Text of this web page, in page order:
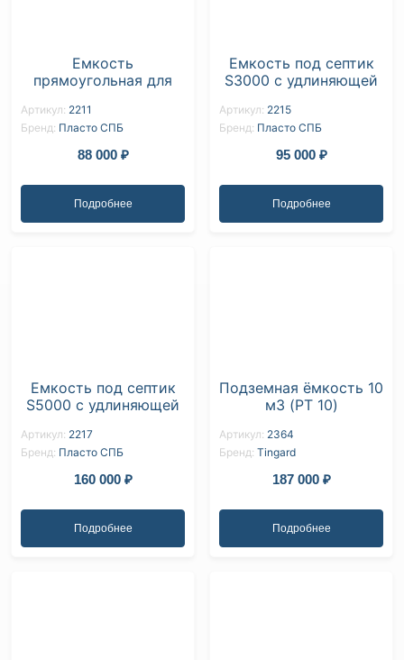
Емкость
прямоугольная для
удлиняющими
резьбовыми
горловинами и
Артикул: 2211
Бренд: Пласто СПБ
88 000₽
Подробнее
Емкость под септик
S3000 с удлиняющей
рельефным люком
Артикул: 2215
Бренд: Пласто СПБ
95 000₽
Подробнее
Емкость под септик
S5000 с удлиняющей
горловиной и
рельефным люком
Артикул: 2217
Бренд: Пласто СПБ
160 000₽
Подробнее
Подземная ёмкость 10
м3 (PT 10)
Артикул: 2364
Бренд: Tingard
187 000₽
Подробнее